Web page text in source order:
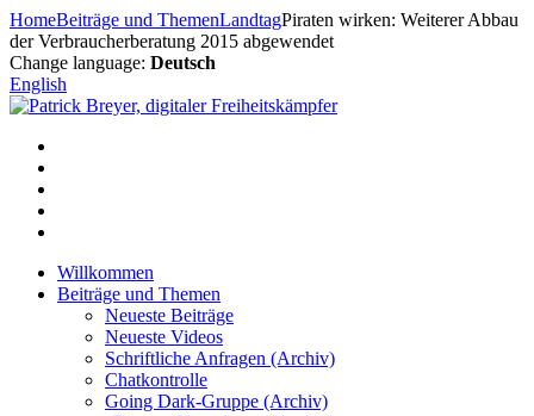
Zum
Inhalt
springen
HomeBeiträge und ThemenLandtagPiraten wirken: Weiterer Abbau
der Verbraucherberatung 2015 abgewendet
Change language: Deutsch
English
Willkommen
Beiträge und Themen
Neueste Beiträge
Neueste Videos
Schriftliche Anfragen (Archiv)
Chatkontrolle
Going Dark-Gruppe (Archiv)